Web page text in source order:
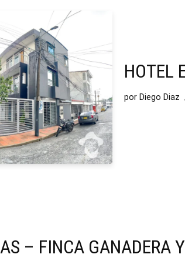
HOTEL
por Diego Diaz
– FINCA GANADERA